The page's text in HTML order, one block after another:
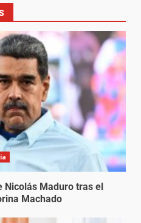
Nicolás Maduro tras el
Machado